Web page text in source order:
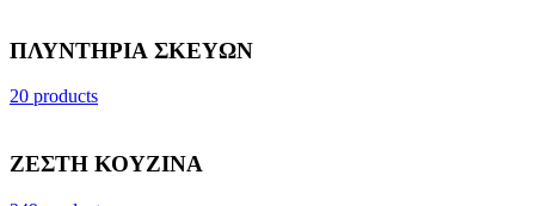
ΠΛΥΝΤΗΡΙΑ ΣΚΕΥΩΝ
20 products
ΖΕΣΤΗ ΚΟΥΖΙΝΑ